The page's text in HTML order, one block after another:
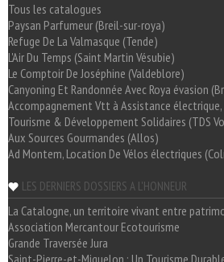
Tous les catalogues
Paysan Parfumeur (Breil-sur-roya)
Refuge De La Valmasque (Tende)
L'Air Du Temps (Saint Martin Vésubie)
Le Comptoir De Joséphine (Valdeblore)
Canyoning Et Randonnée Avec Roya évasion
Accompagnement Vtt à Assistance électrique,
Tourisme & Développement Solidaires (TDS
Aux Sources Gourmandes (Allos)
Ad Montem, Location De Vélos électriques
LES DERNIERS DOSSIERS A L'HONNEUR
La Catalogne, un territoire vivant entre
Association Mercantour Ecotourisme
Grande Traversée Jura
Saint-Pierre-et-Miquelon : Un Tourisme